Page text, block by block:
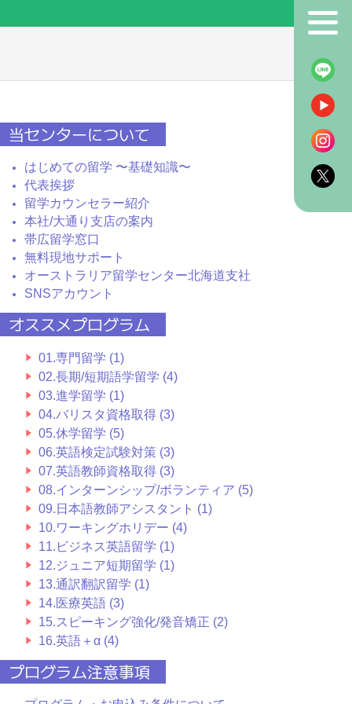
当センターについて
はじめての留学 〜基礎知識〜
代表挨拶
留学カウンセラー紹介
本社/大通り支店の案内
帯広留学窓口
無料現地サポート
オーストラリア留学センター北海道支社
SNSアカウント
オススメプログラム
01.専門留学 (1)
02.長期/短期語学留学 (4)
03.進学留学 (1)
04.バリスタ資格取得 (3)
05.休学留学 (5)
06.英語検定試験対策 (3)
07.英語教師資格取得 (3)
08.インターンシップ/ボランティア (5)
09.日本語教師アシスタント (1)
10.ワーキングホリデー (4)
11.ビジネス英語留学 (1)
12.ジュニア短期留学 (1)
13.通訳翻訳留学 (1)
14.医療英語 (3)
15.スピーキング強化/発音矯正 (2)
16.英語＋α (4)
プログラム注意事項